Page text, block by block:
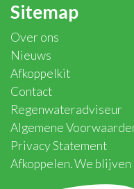
Sitemap
Over ons
Nieuws
Afkoppelkit
Contact
Regenwateradviseur
Algemene
Privacy Statement
Afkoppelen. We